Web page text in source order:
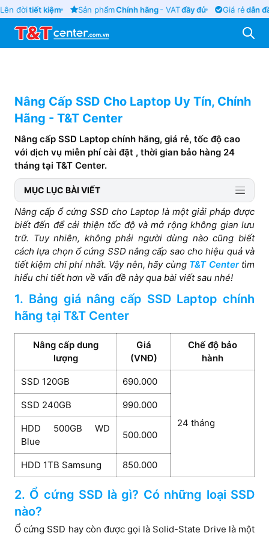
đờitiết kiệm Sản phẩmChính hãng- VATđầy đủ Giá rẻ dẫn đầu
Nâng Cấp SSD Cho Laptop Uy Tín, Chính
Hãng - T&T Center
Nâng cấp SSD Laptop chính hãng, giá rẻ, tốc độ cao
với dịch vụ miễn phí cài đặt , thời gian bảo hàng 24
tháng tại T&T Center.
MỤC LỤC BÀI VIẾT
Nâng cấp ổ cứng SSD cho Laptop là một giải pháp được
biết đến để cải thiện tốc độ và mở rộng không gian lưu
trữ. Tuy nhiên, không phải người dùng nào cũng biết
cách lựa chọn ổ cứng SSD nâng cấp sao cho hiệu quả và
tiết kiệm chi phí nhất. Vậy nên, hãy cùng T&T Center tìm
hiểu chi tiết hơn về vấn đề này qua bài viết sau nhé!
1. Bảng giá nâng cấp SSD Laptop chính
hãng tại T&T Center
Nâng cấp dung
lượng
Giá
(VNĐ)
Chế độ bảo
hành
SSD 120GB 690.000
24 tháng
SSD 240GB 990.000
HDD 500GB WD
Blue
500.000
HDD 1TB Samsung 850.000
2. Ổ cứng SSD là gì? Có những loại SSD
nào?
Ổ cứng SSD hay còn được gọi là Solid-State Drive là một